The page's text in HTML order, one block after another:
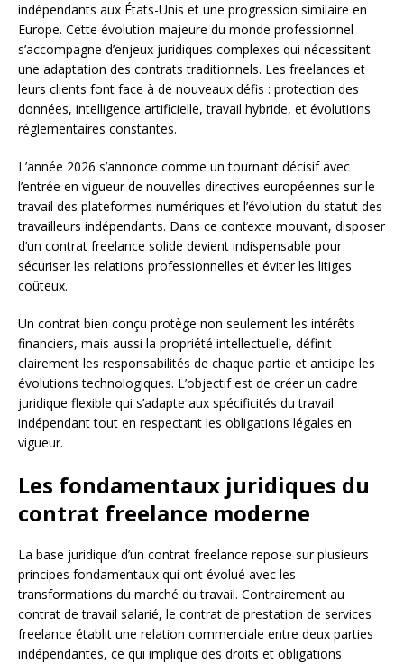
indépendants aux États-Unis et une progression similaire en
Europe. Cette évolution majeure du monde professionnel
s’accompagne d’enjeux juridiques complexes qui nécessitent
une adaptation des contrats traditionnels. Les freelances et
leurs clients font face à de nouveaux défis : protection des
données, intelligence artificielle, travail hybride, et évolutions
réglementaires constantes.
L’année 2026 s’annonce comme un tournant décisif avec
l’entrée en vigueur de nouvelles directives européennes sur le
travail des plateformes numériques et l’évolution du statut des
travailleurs indépendants. Dans ce contexte mouvant, disposer
d’un contrat freelance solide devient indispensable pour
sécuriser les relations professionnelles et éviter les litiges
coûteux.
Un contrat bien conçu protège non seulement les intérêts
financiers, mais aussi la propriété intellectuelle, définit
clairement les responsabilités de chaque partie et anticipe les
évolutions technologiques. L’objectif est de créer un cadre
juridique flexible qui s’adapte aux spécificités du travail
indépendant tout en respectant les obligations légales en
vigueur.
Les fondamentaux juridiques du
contrat freelance moderne
La base juridique d’un contrat freelance repose sur plusieurs
principes fondamentaux qui ont évolué avec les
transformations du marché du travail. Contrairement au
contrat de travail salarié, le contrat de prestation de services
freelance établit une relation commerciale entre deux parties
indépendantes, ce qui implique des droits et obligations